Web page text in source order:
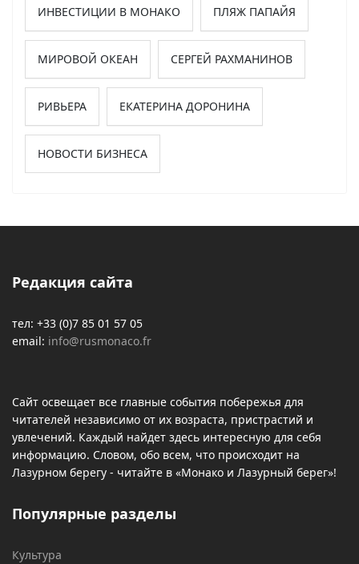
ИНВЕСТИЦИИ В МОНАКО ПЛЯЖ ПАПАЙЯ
МИРОВОЙ ОКЕАН СЕРГЕЙ РАХМАНИНОВ
РИВЬЕРА ЕКАТЕРИНА ДОРОНИНА
НОВОСТИ БИЗНЕСА
Редакция сайта
тел: +33 (0)7 85 01 57 05
email: info@rusmonaco.fr
Сайт освещает все главные события побережья для
читателей независимо от их возраста, пристрастий и
увлечений. Каждый найдет здесь интересную для себя
информацию. Словом, обо всем, что происходит на
Лазурном берегу - читайте в «Монако и Лазурный берег»!
Популярные разделы
Культура